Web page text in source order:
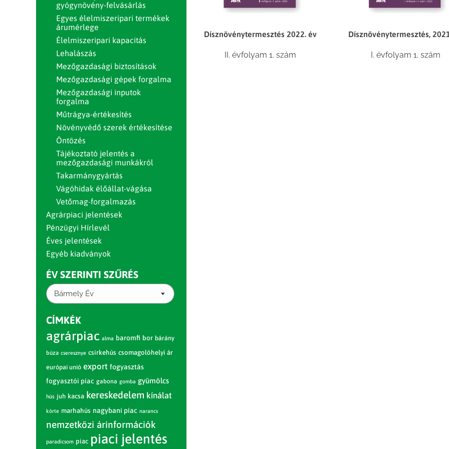
Dísznövénytermesztés 2022. év
II. évfolyam 1. szám
Dísznövénytermesztés,
I. évfolyam 1. szám
gyógynövény-felvásárlás
Egyes élelmiszeripari termékek
árumérlege
Élelmiszeripari kapacitás
Lehalászás
Mezőgazdasági biztosítások
Mezőgazdasági gépek forgalma
Mezőgazdasági inputok
forgalma
Műtrágya-értékesítés
Növényvédő szerek értékesítése
Öntözés
Tájékoztató jelentés a
mezőgazdasági munkákról
Takarmánygyártás
Vágóhidak élőállat-vágása
Vetőmag-forgalmazás
Agrárpiaci jelentések
Pénzügyi Hírlevél
Éves jelentések
Egyéb kiadványok
ÉV SZERINTI SZŰRÉS
Bármely Év
CÍMKÉK
agrárpiac alma baromfi bor bárány
búza cseresznye csirkehús csomagolóhelyi ár
európai unió export fogyasztás
fogyasztói piac gabona gomba gyümölcs
hús juh kacsa kereskedelem kínálat
körte marhahús nagybani piac narancs
nemzetközi árinformációk
paradicsom piac piaci jelentés